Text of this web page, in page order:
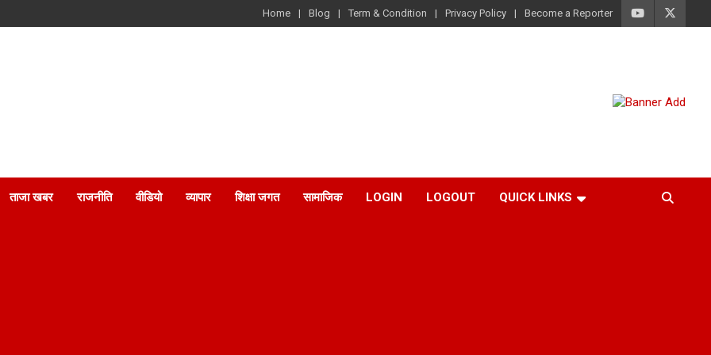
Home Blog Term & Condition Privacy Policy Become a Reporter
ताजा खबर राजनीति वीडियो व्यापार शिक्षा जगत सामाजिक LOGIN LOGOUT QUICK LINKS